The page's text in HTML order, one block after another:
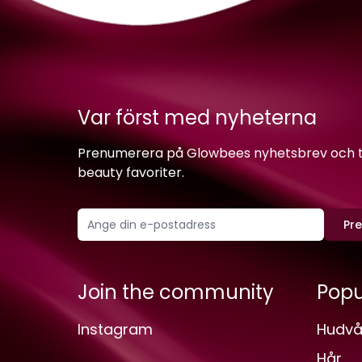
Var först med nyheterna
Prenumerera på Glowbees nyhetsbrev
beauty favoriter.
Join the community
Instagram